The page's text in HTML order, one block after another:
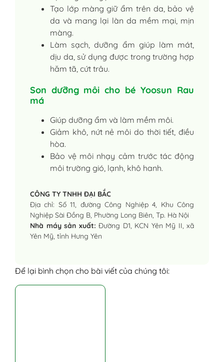
Tạo lớp màng giữ ẩm trên da, bảo vệ
da và mang lại làn da mềm mại, mịn
màng.
Làm sạch, dưỡng ẩm giúp làm mát,
dịu da, sử dụng được trong trường hợp
hăm tã, cứt trâu.
Son dưỡng môi cho bé Yoosun Rau
má
Giúp dưỡng ẩm và làm mềm môi.
Giảm khô, nứt nẻ môi do thời tiết, điều
hòa.
Bảo vệ môi nhạy cảm trước tác động
môi trường gió, lạnh, khô hanh.
CÔNG TY TNHH ĐẠI BẮC
Địa chỉ: Số 11, đường Công Nghiệp 4, Khu Công
Nghiệp Sài Đồng B, Phường Long Biên, Tp. Hà Nội
Nhà máy sản xuất: Đường D1, KCN Yên Mỹ II, xã
Yên Mỹ, tỉnh Hưng Yên
Để lại bình chọn cho bài viết của chúng tôi: